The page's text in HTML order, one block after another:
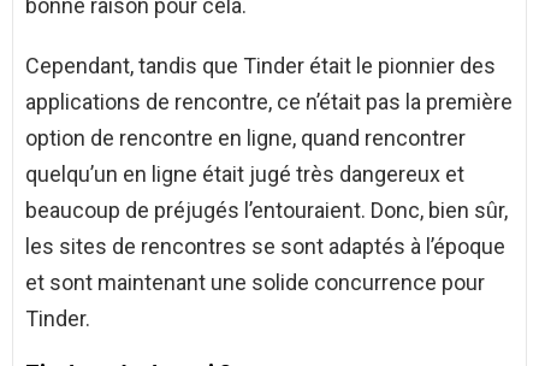
bonne raison pour cela.
Cependant, tandis que Tinder était le pionnier des
applications de rencontre, ce n’était pas la première
option de rencontre en ligne, quand rencontrer
quelqu’un en ligne était jugé très dangereux et
beaucoup de préjugés l’entouraient. Donc, bien sûr,
les sites de rencontres se sont adaptés à l’époque
et sont maintenant une solide concurrence pour
Tinder.